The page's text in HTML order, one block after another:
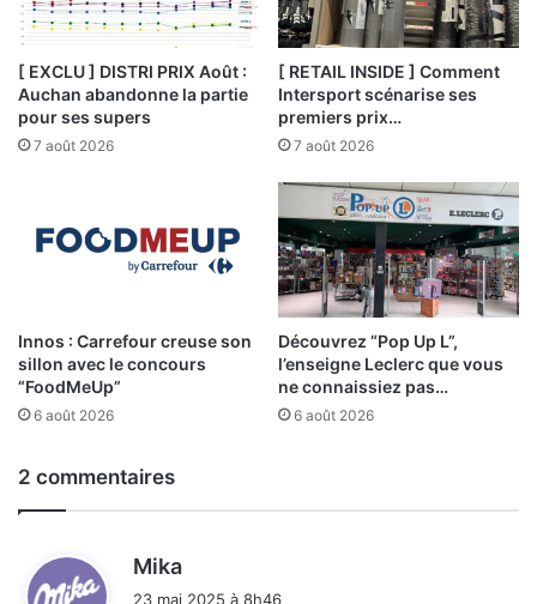
[ EXCLU ] DISTRI PRIX Août :
Auchan abandonne la partie
pour ses supers
7 août 2026
[ RETAIL INSIDE ] Comment
Intersport scénarise ses
premiers prix…
7 août 2026
Innos : Carrefour creuse son
sillon avec le concours
“FoodMeUp”
6 août 2026
Découvrez “Pop Up L”,
l’enseigne Leclerc que vous
ne connaissiez pas…
6 août 2026
2 commentaires
Mika
23 mai 2025 à 8h46